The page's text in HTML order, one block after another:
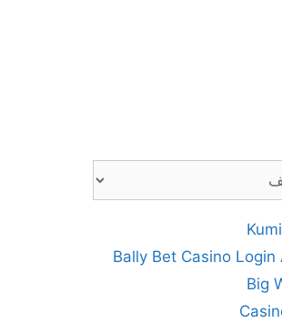
Bally Bet Casino Login
Big